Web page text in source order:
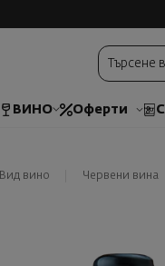
ВИНО Оферти
Вид вино Червени вина